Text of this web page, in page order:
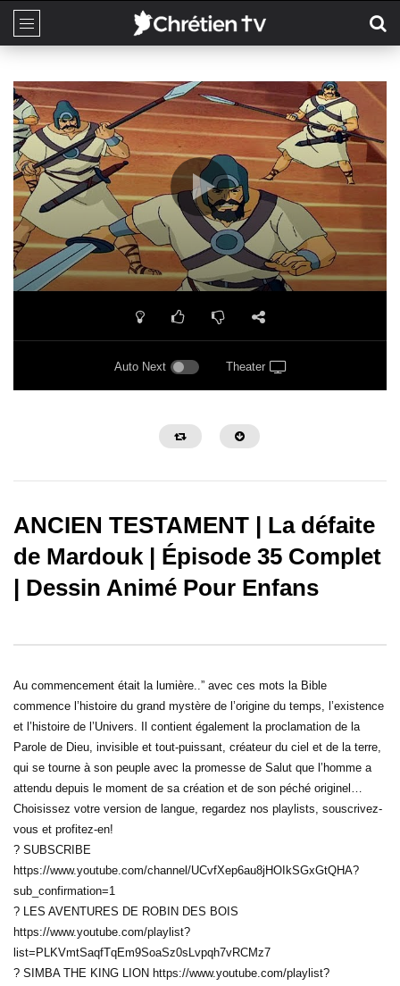
Auto Next Theater
ANCIEN TESTAMENT | La défaite
de Mardouk | Épisode 35 Complet
| Dessin Animé Pour Enfans
Au commencement était la lumière..” avec ces mots la Bible
commence l’histoire du grand mystère de l’origine du temps, l’existence
et l’histoire de l’Univers. Il contient également la proclamation de la
Parole de Dieu, invisible et tout-puissant, créateur du ciel et de la terre,
qui se tourne à son peuple avec la promesse de Salut que l’homme a
attendu depuis le moment de sa création et de son péché originel…
Choisissez votre version de langue, regardez nos playlists, souscrivez-
vous et profitez-en!
? SUBSCRIBE
https://www.youtube.com/channel/UCvfXep6au8jHOIkSGxGtQHA?
sub_confirmation=1
? LES AVENTURES DE ROBIN DES BOIS
https://www.youtube.com/playlist?
list=PLKVmtSaqfTqEm9SoaSz0sLvpqh7vRCMz7
? SIMBA THE KING LION https://www.youtube.com/playlist?